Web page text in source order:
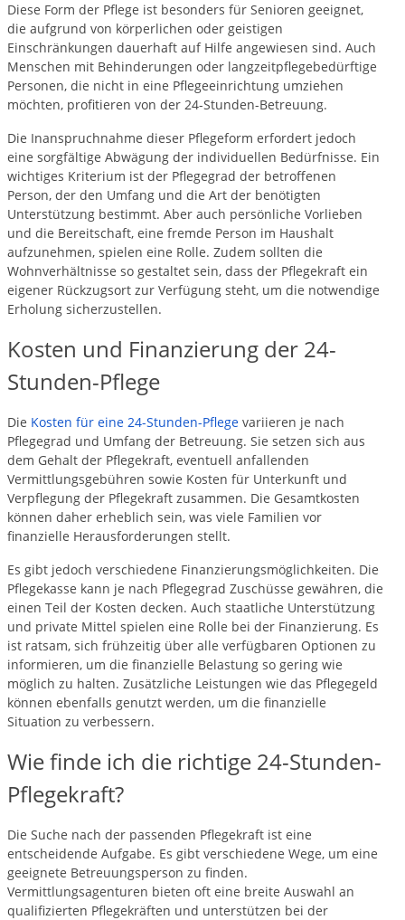
Diese Form der Pflege ist besonders für Senioren geeignet,
die aufgrund von körperlichen oder geistigen
Einschränkungen dauerhaft auf Hilfe angewiesen sind. Auch
Menschen mit Behinderungen oder langzeitpflegebedürftige
Personen, die nicht in eine Pflegeeinrichtung umziehen
möchten, profitieren von der 24-Stunden-Betreuung.
Die Inanspruchnahme dieser Pflegeform erfordert jedoch
eine sorgfältige Abwägung der individuellen Bedürfnisse. Ein
wichtiges Kriterium ist der Pflegegrad der betroffenen
Person, der den Umfang und die Art der benötigten
Unterstützung bestimmt. Aber auch persönliche Vorlieben
und die Bereitschaft, eine fremde Person im Haushalt
aufzunehmen, spielen eine Rolle. Zudem sollten die
Wohnverhältnisse so gestaltet sein, dass der Pflegekraft ein
eigener Rückzugsort zur Verfügung steht, um die notwendige
Erholung sicherzustellen.
Kosten und Finanzierung der 24-
Stunden-Pflege
Die Kosten für eine 24-Stunden-Pflege variieren je nach
Pflegegrad und Umfang der Betreuung. Sie setzen sich aus
dem Gehalt der Pflegekraft, eventuell anfallenden
Vermittlungsgebühren sowie Kosten für Unterkunft und
Verpflegung der Pflegekraft zusammen. Die Gesamtkosten
können daher erheblich sein, was viele Familien vor
finanzielle Herausforderungen stellt.
Es gibt jedoch verschiedene Finanzierungsmöglichkeiten. Die
Pflegekasse kann je nach Pflegegrad Zuschüsse gewähren, die
einen Teil der Kosten decken. Auch staatliche Unterstützung
und private Mittel spielen eine Rolle bei der Finanzierung. Es
ist ratsam, sich frühzeitig über alle verfügbaren Optionen zu
informieren, um die finanzielle Belastung so gering wie
möglich zu halten. Zusätzliche Leistungen wie das Pflegegeld
können ebenfalls genutzt werden, um die finanzielle
Situation zu verbessern.
Wie finde ich die richtige 24-Stunden-
Pflegekraft?
Die Suche nach der passenden Pflegekraft ist eine
entscheidende Aufgabe. Es gibt verschiedene Wege, um eine
geeignete Betreuungsperson zu finden.
Vermittlungsagenturen bieten oft eine breite Auswahl an
qualifizierten Pflegekräften und unterstützen bei der